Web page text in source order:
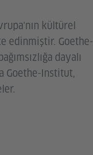
kültürel
edinmiştir. Goethe-
dayalı
Goethe-Institut,